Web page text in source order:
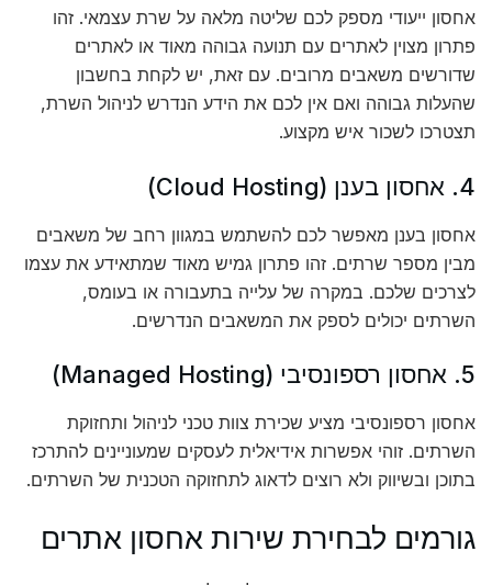
אחסון ייעודי מספק לכם שליטה מלאה על שרת עצמאי. זהו
פתרון מצוין לאתרים עם תנועה גבוהה מאוד או לאתרים
שדורשים משאבים מרובים. עם זאת, יש לקחת בחשבון
שהעלות גבוהה ואם אין לכם את הידע הנדרש לניהול השרת,
תצטרכו לשכור איש מקצוע.
4. אחסון בענן (Cloud Hosting)
אחסון בענן מאפשר לכם להשתמש במגוון רחב של משאבים
מבין מספר שרתים. זהו פתרון גמיש מאוד שמתאידע את עצמו
לצרכים שלכם. במקרה של עלייה בתעבורה או בעומס,
השרתים יכולים לספק את המשאבים הנדרשים.
5. אחסון רספונסיבי (Managed Hosting)
אחסון רספונסיבי מציע שכירת צוות טכני לניהול ותחזוקת
השרתים. זוהי אפשרות אידיאלית לעסקים שמעוניינים להתרכז
בתוכן ובשיווק ולא רוצים לדאוג לתחזוקה הטכנית של השרתים.
גורמים לבחירת שירות אחסון אתרים